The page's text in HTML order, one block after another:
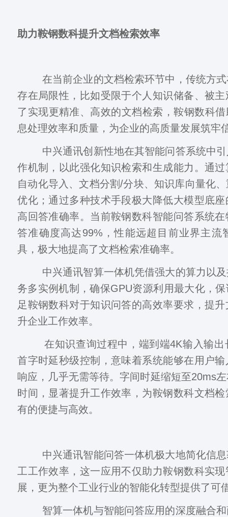
助力鞍钢数科提升文档检索效率
在当前企业的文档检索环节中，传统方式
存在局限性，比如受限于个人知识储备、被
了实现更精准、高效的文档检索，鞍钢数科
息处理效率和质量，为企业的高质量发展筑牢
中兴通讯创新性地在其智能问答系统中引
作机制，以此强化知识检索和生成能力。通
自动化导入、文档分割/分块、知识库向量化
优化；通过多种技术手段极大降低大模型底
高回答准确率。当前鞍钢数科智能问答系统
答准确度高达99%，性能远超目前业界主流
具，极大地提高了文档检索准确率。
中兴通讯智算一体机凭借强大的算力以及
务多实例机制，确保GPU资源利用最大化，
足鞍钢数科对于知识问答的高效率要求，提
升企业工作效率。
在知识查询过程中，端到端4K输入输出
首字时延秒级控制，意味着系统能够在用户
响应，几乎无需等待。字间时延缩短至20ms
时间，显著提升工作效率，为鞍钢数科文档
有的便捷与高效。
中兴通讯智能问答一体机极大地简化信息
工工作效率，这一应用不仅助力鞍钢数科实
展，更为整个工业行业的智能化转型提供了可
智算一体机与智能问答应用的深度融合和